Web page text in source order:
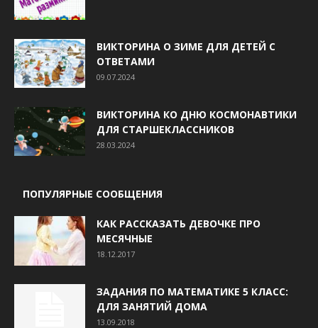
ВИКТОРИНА О ЗИМЕ ДЛЯ ДЕТЕЙ С
ОТВЕТАМИ
09.07.2024
ВИКТОРИНА КО ДНЮ КОСМОНАВТИКИ
ДЛЯ СТАРШЕКЛАССНИКОВ
28.03.2024
ПОПУЛЯРНЫЕ СООБЩЕНИЯ
КАК РАССКАЗАТЬ ДЕВОЧКЕ ПРО
МЕСЯЧНЫЕ
18.12.2017
ЗАДАНИЯ ПО МАТЕМАТИКЕ 5 КЛАСС:
ДЛЯ ЗАНЯТИЙ ДОМА
13.09.2018